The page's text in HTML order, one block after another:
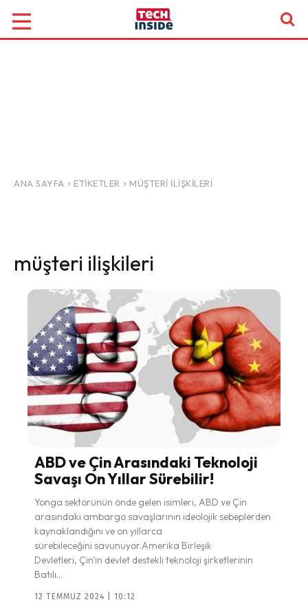
ANA SAYFA ETIKETLER MÜŞTERI ILIŞKILERI
müşteri ilişkileri
ABD ve Çin Arasındaki Teknoloji
Savaşı On Yıllar Sürebilir!
Yonga sektörünün önde gelen isimleri, ABD ve Çin
arasındaki ambargo savaşlarının ideolojik sebeplerden
kaynaklandığını ve on yıllarca
sürebileceğini savunuyor.Amerika Birleşik
Devletleri, Çin'in devlet destekli teknoloji şirketlerinin
Batılı...
12 TEMMUZ 2024 | 10:12